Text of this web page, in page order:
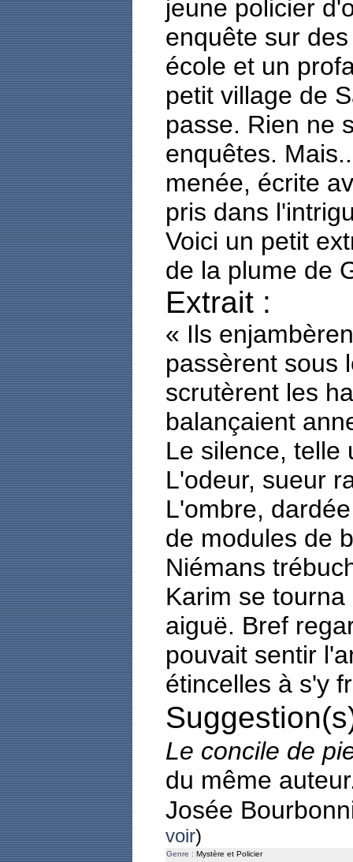
jeune policier
enquête sur
école et un
petit village de
passe. Rien ne
enquêtes.
menée, écrite
pris dans
Voici un petit
de la plume de
Extrait :
« Ils
passèrent sous
scrutèrent les
balançaient
Le silence, telle
L'odeur, sueur
L'ombre,
de modules de
Niémans
Karim se
aiguë. Bref
pouvait sentir
étincelles à s'y
Le concile de
du même
Josée
voir)
Genre : Mystère et Policier